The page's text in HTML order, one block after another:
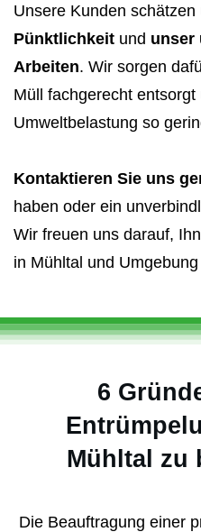
Unsere Kunden schätzen
Pünktlichkeit und unser
Arbeiten. Wir sorgen
Müll fachgerecht
Umweltbelastung so
Kontaktieren Sie uns
haben oder ein
Wir freuen uns darauf,
in Mühltal und
6
Mühltal zu
Die Beauftragung einer